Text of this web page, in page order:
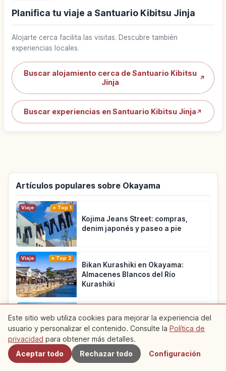
Planifica tu viaje a Santuario Kibitsu Jinja
Alojarte cerca facilita las visitas. Descubre también
experiencias locales.
Buscar alojamiento cerca de Santuario Kibitsu
Jinja
↗
Buscar experiencias en Santuario Kibitsu Jinja ↗
Artículos populares sobre Okayama
Viaje Top 1
Kojima Jeans Street: compras,
denim japonés y paseo a pie
Viaje Top 2
Bikan Kurashiki en Okayama:
Almacenes Blancos del Río
Kurashiki
Guía de Venus Road en Kuroshima:
arena en marea baja
Ver más artículos sobre Okayama
Cercanos
Este sitio web utiliza cookies para mejorar la experiencia del
usuario y personalizar el contenido. Consulte la Política de
privacidad para obtener más detalles.
Aceptar todo
Rechazar todo Configuración